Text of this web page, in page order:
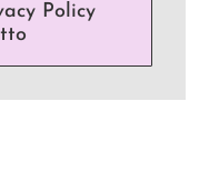
Policy